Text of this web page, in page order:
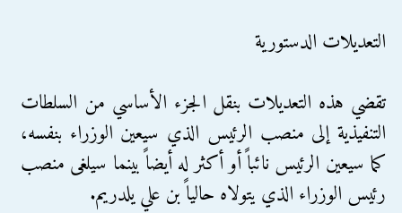
التعديلات الدستورية
تقضي هذه التعديلات بنقل الجزء الأساسي من السلطات
التنفيذية إلى منصب الرئيس الذي سيعين الوزراء بنفسه،
كما سيعين الرئيس نائباً أو أكثر له أيضاً بينما سيلغى منصب
رئيس الوزراء الذي يتولاه حالياً بن علي يلدريم.